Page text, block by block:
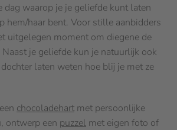
dag waarop je je geliefde kunt laten
hem/haar bent. Voor stille aanbidders
uitgelegen moment om diegene de
je geliefde kun je natuurlijk ook
laten weten hoe blij je met ze
chocoladehart met persoonlijke
ontwerp een puzzel met eigen foto of